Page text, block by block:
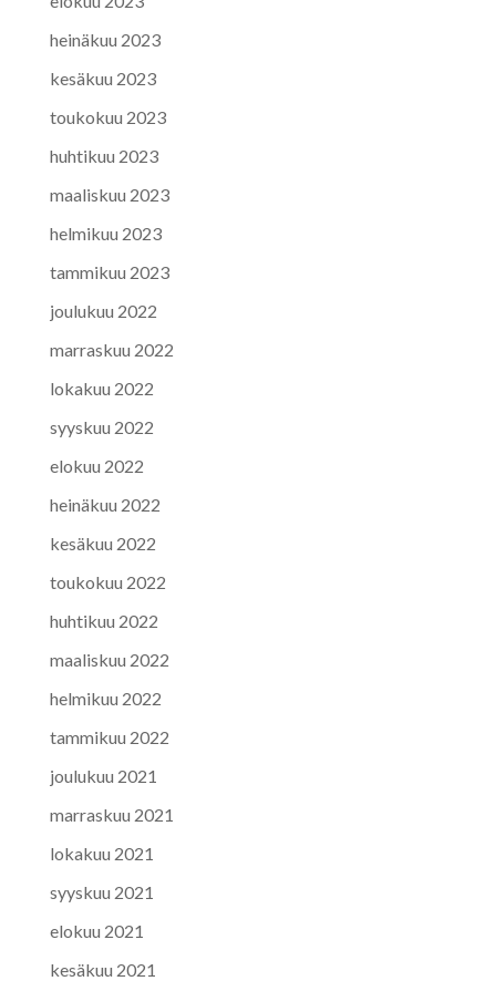
heinäkuu 2023
kesäkuu 2023
toukokuu 2023
huhtikuu 2023
maaliskuu 2023
helmikuu 2023
tammikuu 2023
joulukuu 2022
marraskuu 2022
lokakuu 2022
syyskuu 2022
elokuu 2022
heinäkuu 2022
kesäkuu 2022
toukokuu 2022
huhtikuu 2022
maaliskuu 2022
helmikuu 2022
tammikuu 2022
joulukuu 2021
marraskuu 2021
lokakuu 2021
syyskuu 2021
elokuu 2021
kesäkuu 2021